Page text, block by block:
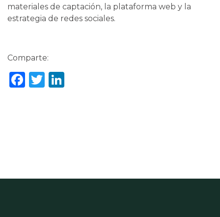
materiales de captación, la plataforma web y la
estrategia de redes sociales.
Comparte:
Facebook
Twitter